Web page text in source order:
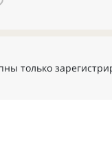
только